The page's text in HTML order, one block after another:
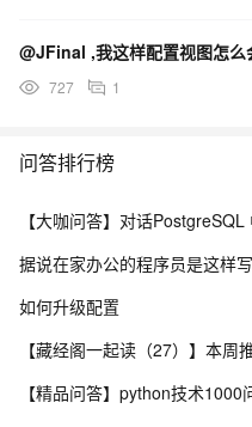
at
at
ainerBase.java:799)
se.java:779)
@JFinal ,我这样配置视图怎么
727 1
问答排行榜
据说在家办公的程序员是这样写
如何升级配置
【精品问答】python技术1000